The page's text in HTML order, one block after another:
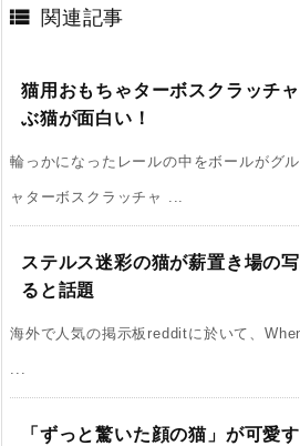
 関連記事
猫用おもちゃターボスクラッチ
ぶ猫が面白い！
輪っかになったレールの中をボールがグ
ャターボスクラッチャ ...
ステルス迷彩の猫が薪置き場の
ると話題
海外で人気の掲示板redditに於いて、
...
「ずっと驚いた顔の猫」が可愛